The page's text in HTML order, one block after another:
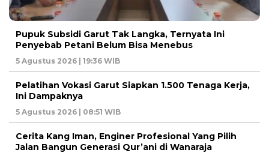
Pupuk Subsidi Garut Tak Langka, Ternyata Ini
Penyebab Petani Belum Bisa Menebus
5 Agustus 2026 | 19:36 WIB
Pelatihan Vokasi Garut Siapkan 1.500 Tenaga Kerja,
Ini Dampaknya
5 Agustus 2026 | 08:51 WIB
Cerita Kang Iman, Enginer Profesional Yang Pilih
Jalan Bangun Generasi Qur’ani di Wanaraja